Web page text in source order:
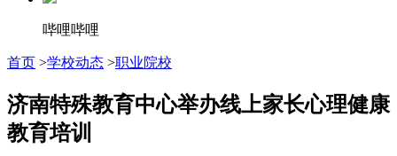
哔哩哔哩
首页 >学校动态 >职业院校
济南特殊教育中心举办线上家长心理健康
教育培训